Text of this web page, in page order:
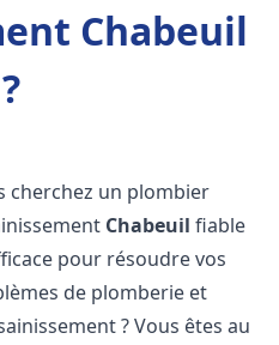
Chabeuil
?
cherchez un plombier
Chabeuil fiable
pour résoudre vos
de plomberie et
? Vous êtes au